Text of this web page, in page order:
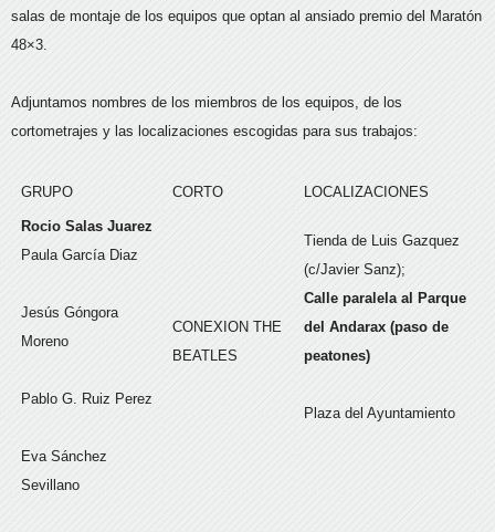
salas de montaje de los equipos que optan al ansiado premio del Maratón
48×3.
Adjuntamos nombres de los miembros de los equipos, de los
cortometrajes y las localizaciones escogidas para sus trabajos:
GRUPO CORTO LOCALIZACIONES
Rocio Salas Juarez
Paula García Diaz
Jesús Góngora
Moreno
Pablo G. Ruiz Perez
Eva Sánchez
Sevillano
CONEXION THE
BEATLES
Tienda de Luis Gazquez
(c/Javier Sanz);
Calle paralela al Parque
del Andarax (paso de
peatones)
Plaza del Ayuntamiento